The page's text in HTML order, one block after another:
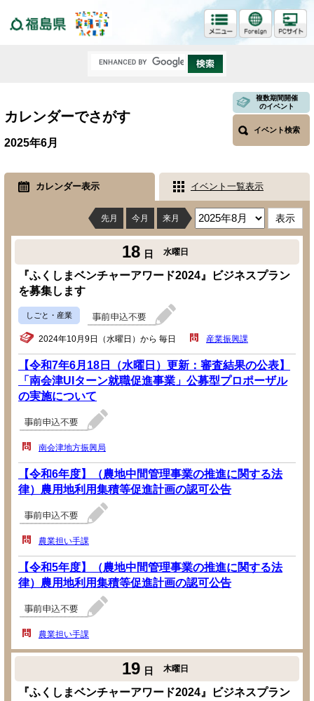
カレンダーでさがす
複数期間開催
のイベント
イベント検索
2025年6月
カレンダー表示 イベント一覧表示
先月 今月 来月
18 日 水曜日
『ふくしまベンチャーアワード2024』ビジネスプラン
を募集します
しごと・産業
2024年10月9日（水曜日）から 毎日 産業振興課
【令和7年6月18日（水曜日）更新：審査結果の公表】
「南会津UIターン就職促進事業」公募型プロポーザル
の実施について
南会津地方振興局
【令和6年度】（農地中間管理事業の推進に関する法
律）農用地利用集積等促進計画の認可公告
農業担い手課
【令和5年度】（農地中間管理事業の推進に関する法
律）農用地利用集積等促進計画の認可公告
農業担い手課
19 日 木曜日
『ふくしまベンチャーアワード2024』ビジネスプラン